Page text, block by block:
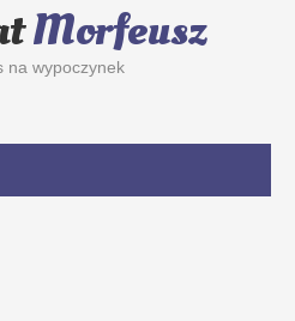
Morfeusz
na wypoczynek